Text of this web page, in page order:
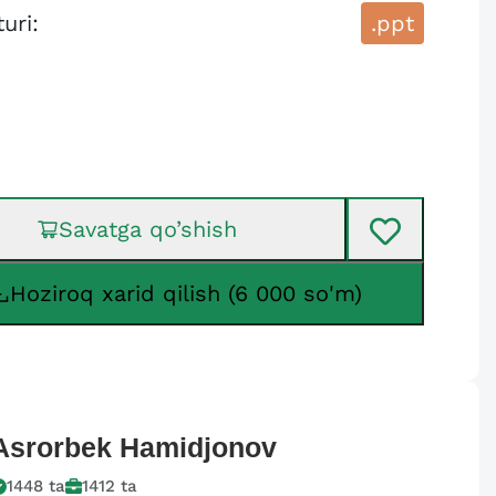
.ppt
Savatga qo’shish
Hoziroq xarid qilish (6 000 so'm)
Hamidjonov
1448 ta 1412 ta